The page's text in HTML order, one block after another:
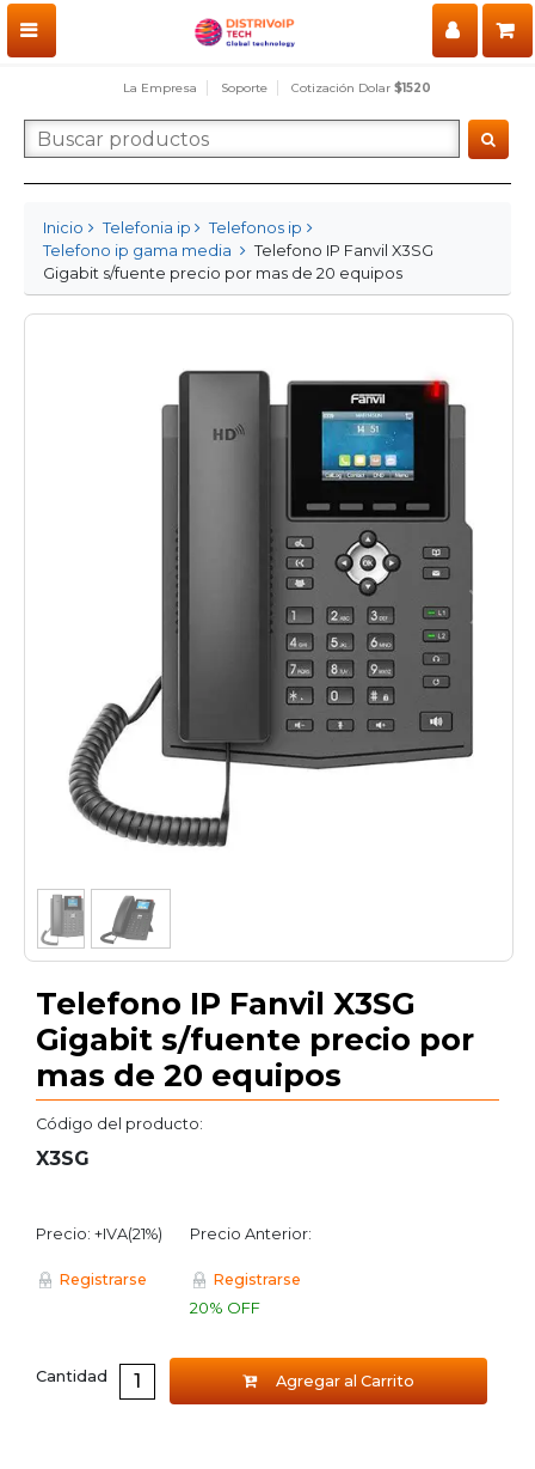
La Empresa Soporte Cotización Dolar $1520
Inicio Telefonia ip
Telefonos ip
Telefono ip gama media
Telefono IP Fanvil X3SG
Gigabit s/fuente precio por mas de 20 equipos
Telefono IP Fanvil X3SG
Gigabit s/fuente precio por
mas de 20 equipos
Código del producto:
X3SG
Precio: +IVA(21%)
Registrarse
Precio Anterior:
Registrarse
20% OFF
Cantidad Agregar al Carrito